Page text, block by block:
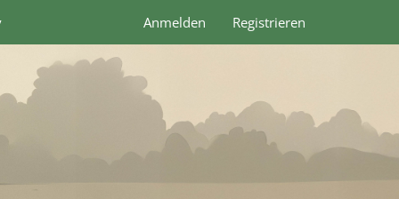
Anmelden Registrieren